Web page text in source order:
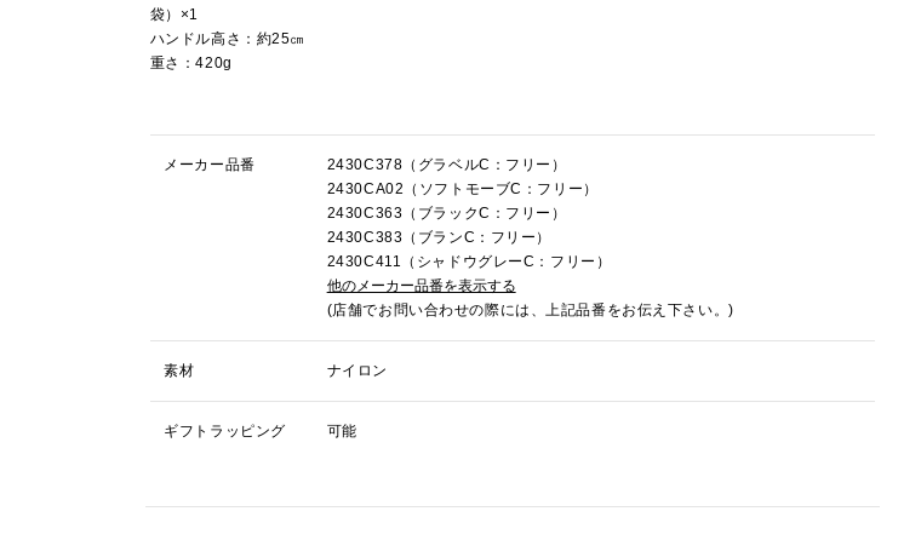
袋）×1
ハンドル高さ：約25㎝
重さ：420g
メーカー品番
2430C378（グラベルC：フリー）
2430CA02（ソフトモーブC：フリー）
2430C363（ブラックC：フリー）
2430C383（ブランC：フリー）
2430C411（シャドウグレーC：フリー）
他のメーカー品番を表示する
(店舗でお問い合わせの際には、上記品番をお伝え下さい。)
素材 ナイロン
ギフトラッピング 可能